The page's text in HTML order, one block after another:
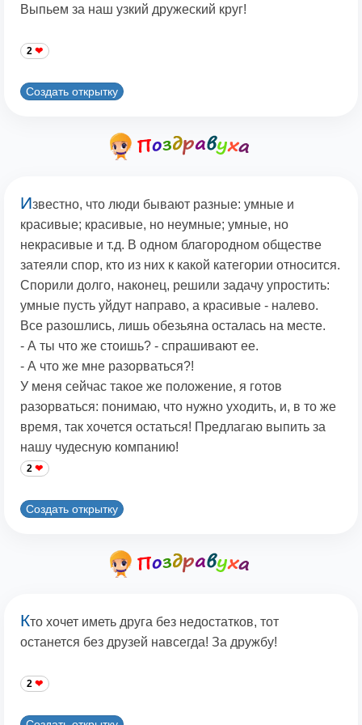
Выпьем за наш узкий дружеский круг!
2
Создать открытку
Известно, что люди бывают разные: умные и
красивые; красивые, но неумные; умные, но
некрасивые и т.д. В одном благородном обществе
затеяли спор, кто из них к какой категории относится.
Спорили долго, наконец, решили задачу упростить:
умные пусть уйдут направо, а красивые - налево.
Все разошлись, лишь обезьяна осталась на месте.
- А ты что же стоишь? - спрашивают ее.
- А что же мне разорваться?!
У меня сейчас такое же положение, я готов
разорваться: понимаю, что нужно уходить, и, в то же
время, так хочется остаться! Предлагаю выпить за
нашу чудесную компанию!
2
Создать открытку
Кто хочет иметь друга без недостатков, тот
останется без друзей навсегда! За дружбу!
2